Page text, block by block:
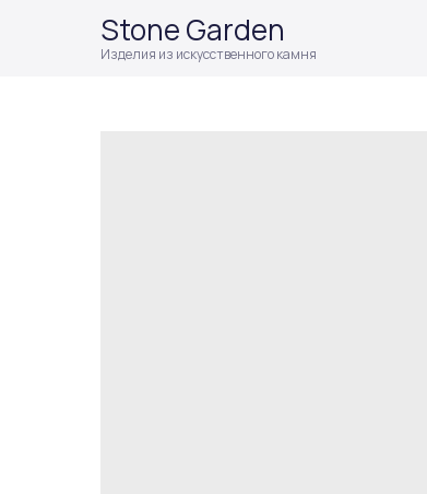
Stone Garden
Изделия из искусственного камня